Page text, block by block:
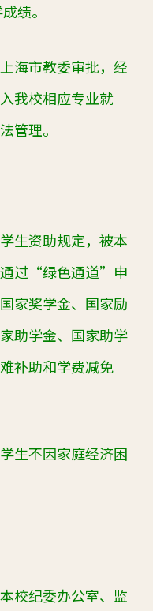
绩。
海市教委审批，经
我校相应专业就
管理。
生资助规定，被本
通过“绿色通道”申
家奖学金、国家励
助学金、国家助学
补助和学费减免
生不因家庭经济困
校纪委办公室、监